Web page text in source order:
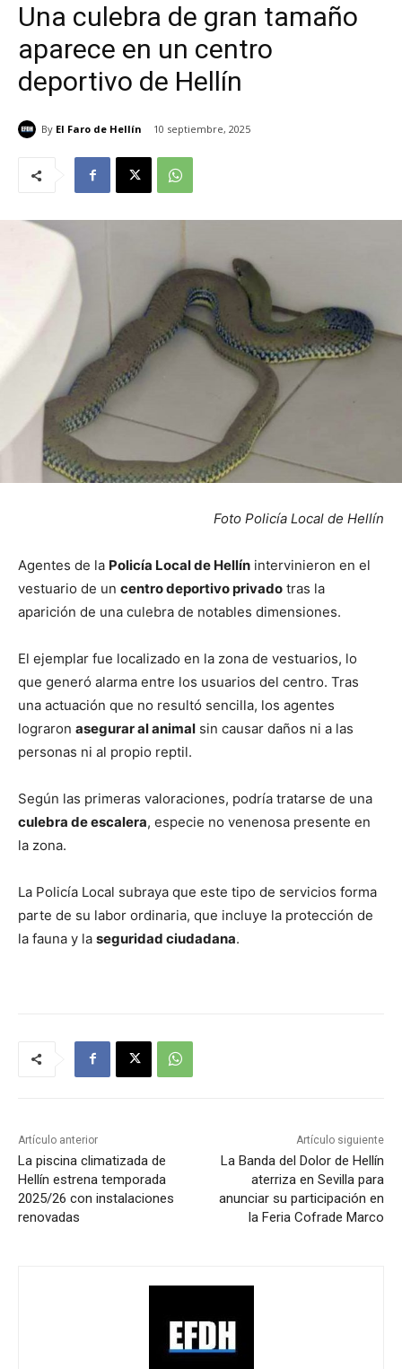
Una culebra de gran tamaño
aparece en un centro
deportivo de Hellín
By El Faro de Hellín 10 septiembre, 2025
Foto Policía Local de Hellín
Agentes de la Policía Local de Hellín intervinieron en el
vestuario de un centro deportivo privado tras la
aparición de una culebra de notables dimensiones.
El ejemplar fue localizado en la zona de vestuarios, lo
que generó alarma entre los usuarios del centro. Tras
una actuación que no resultó sencilla, los agentes
lograron asegurar al animal sin causar daños ni a las
personas ni al propio reptil.
Según las primeras valoraciones, podría tratarse de una
culebra de escalera, especie no venenosa presente en
la zona.
La Policía Local subraya que este tipo de servicios forma
parte de su labor ordinaria, que incluye la protección de
la fauna y la seguridad ciudadana.
Artículo anterior
La piscina climatizada de
Hellín estrena temporada
2025/26 con instalaciones
renovadas
Artículo siguiente
La Banda del Dolor de Hellín
aterriza en Sevilla para
anunciar su participación en
la Feria Cofrade Marco